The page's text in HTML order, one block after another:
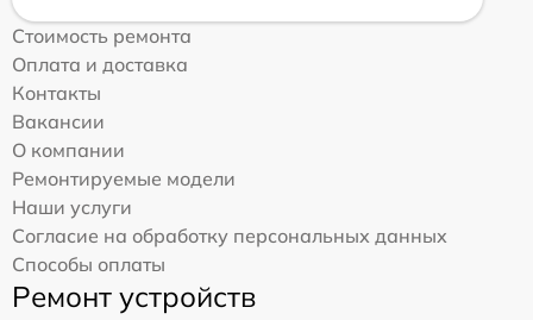
Стоимость ремонта
Оплата и доставка
Контакты
Вакансии
О компании
Ремонтируемые модели
Наши услуги
Согласие на обработку персональных данных
Способы оплаты
Ремонт устройств